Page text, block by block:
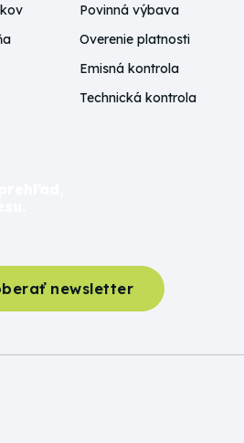
Povinná výbava
Overenie platnosti
Emisná kontrola
Technická kontrola
newsletter